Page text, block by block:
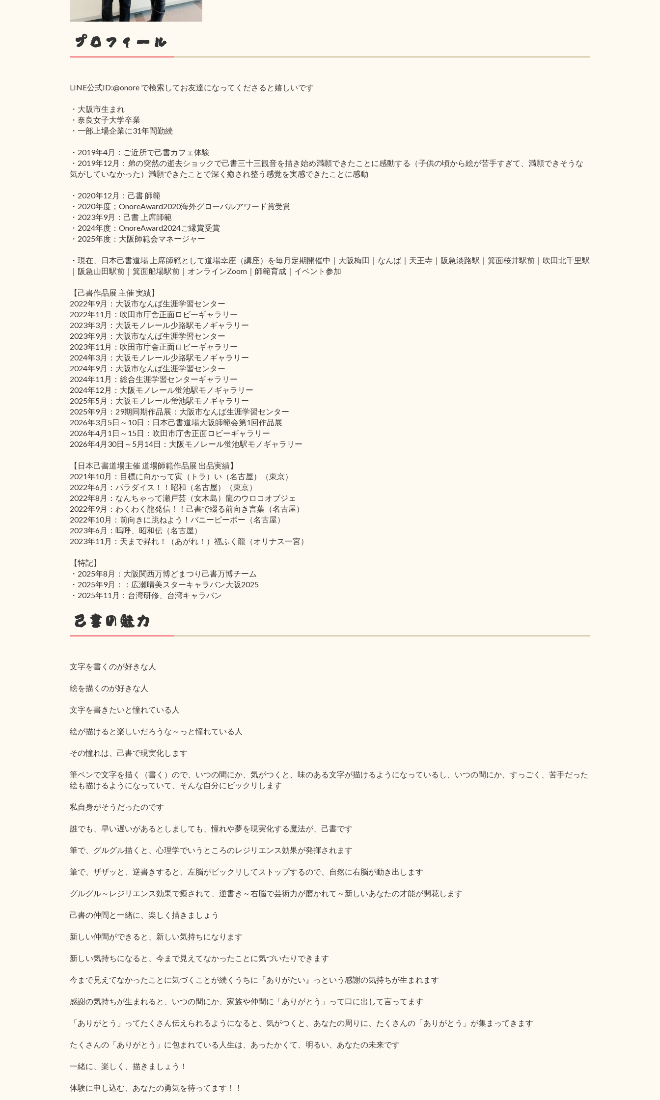
プロフィール
LINE公式ID:@onore で検索してお友達になってくださると嬉しいです
・大阪市生まれ
・奈良女子大学卒業
・一部上場企業に31年間勤続
・2019年4月：ご近所で己書カフェ体験
・2019年12月：弟の突然の逝去ショックで己書三十三観音を描き始め満願できたことに感動する（子供の頃から絵が苦手すぎて、満願できそうな
気がしていなかった）満願できたことで深く癒され整う感覚を実感できたことに感動
・2020年12月：己書 師範
・2020年度；OnoreAward2020海外グローバルアワード賞受賞
・2023年9月：己書 上席師範
・2024年度：OnoreAward2024ご縁賞受賞
・2025年度：大阪師範会マネージャー
・現在、日本己書道場 上席師範として道場幸座（講座）を毎月定期開催中｜大阪梅田｜なんば｜天王寺｜阪急淡路駅｜箕面桜井駅前｜吹田北千里駅
｜阪急山田駅前｜箕面船場駅前｜オンラインZoom｜師範育成｜イベント参加
【己書作品展 主催 実績】
2022年9月：大阪市なんば生涯学習センター
2022年11月：吹田市庁舎正面ロビーギャラリー
2023年3月：大阪モノレール少路駅モノギャラリー
2023年9月：大阪市なんば生涯学習センター
2023年11月：吹田市庁舎正面ロビーギャラリー
2024年3月：大阪モノレール少路駅モノギャラリー
2024年9月：大阪市なんば生涯学習センター
2024年11月：総合生涯学習センターギャラリー
2024年12月：大阪モノレール蛍池駅モノギャラリー
2025年5月：大阪モノレール蛍池駅モノギャラリー
2025年9月：29期同期作品展：大阪市なんば生涯学習センター
2026年3月5日～10日：日本己書道場大阪師範会第1回作品展
2026年4月1日～15日：吹田市庁舎正面ロビーギャラリー
2026年4月30日～5月14日：大阪モノレール蛍池駅モノギャラリー
【日本己書道場主催 道場師範作品展 出品実績】
2021年10月：目標に向かって寅（トラ）い（名古屋）（東京）
2022年6月：パラダイス！！昭和（名古屋）（東京）
2022年8月：なんちゃって瀬戸芸（女木島）龍のウロコオブジェ
2022年9月：わくわく龍発信！！己書で綴る前向き言葉（名古屋）
2022年10月：前向きに跳ねよう！バニーピーポー（名古屋）
2023年6月：嗚呼、昭和伝（名古屋）
2023年11月：天まで昇れ！（あがれ！）福ふく龍（オリナス一宮）
【特記】
・2025年8月：大阪関西万博どまつり己書万博チーム
・2025年9月：：広瀬晴美スターキャラバン大阪2025
・2025年11月：台湾研修、台湾キャラバン
己書の魅力
文字を書くのが好きな人
絵を描くのが好きな人
文字を書きたいと憧れている人
絵が描けると楽しいだろうな～っと憧れている人
その憧れは、己書で現実化します
筆ペンで文字を描く（書く）ので、いつの間にか、気がつくと、味のある文字が描けるようになっているし、いつの間にか、すっごく、苦手だった
絵も描けるようになっていて、そんな自分にビックリします
私自身がそうだったのです
誰でも、早い遅いがあるとしましても、憧れや夢を現実化する魔法が、己書です
筆で、グルグル描くと、心理学でいうところのレジリエンス効果が発揮されます
筆で、ザザッと、逆書きすると、左脳がビックリしてストップするので、自然に右脳が動き出します
グルグル～レジリエンス効果で癒されて、逆書き～右脳で芸術力が磨かれて～新しいあなたの才能が開花します
己書の仲間と一緒に、楽しく描きましょう
新しい仲間ができると、新しい気持ちになります
新しい気持ちになると、今まで見えてなかったことに気づいたりできます
今まで見えてなかったことに気づくことが続くうちに『ありがたい』っという感謝の気持ちが生まれます
感謝の気持ちが生まれると、いつの間にか、家族や仲間に「ありがとう」って口に出して言ってます
「ありがとう」ってたくさん伝えられるようになると、気がつくと、あなたの周りに、たくさんの「ありがとう」が集まってきます
たくさんの「ありがとう」に包まれている人生は、あったかくて、明るい、あなたの未来です
一緒に、楽しく、描きましょう！
体験に申し込む、あなたの勇気を待ってます！！